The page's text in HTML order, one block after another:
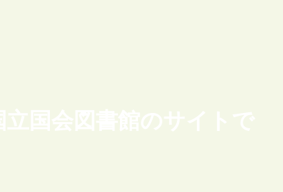
国会図書館のサイトで